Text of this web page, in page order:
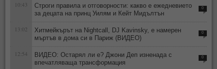
10:43
Строги правила и отговорности: какво е ежедневието
за децата на принц Уилям и Кейт Мидълтън
0
13:02
Хитмейкърът на Nightcall, DJ Kavinsky, е намерен
мъртъв в дома си в Париж (ВИДЕО)
0
12:54
ВИДЕО: Остарял ли е? Джони Деп изненада с
впечатляваща трансформация
0